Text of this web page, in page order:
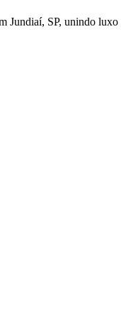
Jundiaí, SP, unindo